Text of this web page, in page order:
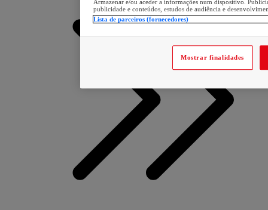
Armazenar e/ou aceder a informações num dispositivo.
publicidade e conteúdos, estudos de audiência e
Lista de parceiros (fornecedores)
Mostrar finalidades